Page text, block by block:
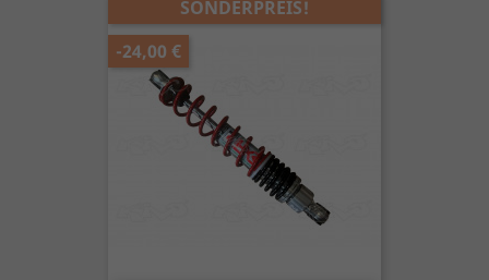
SONDERPREIS!
-24,00 €